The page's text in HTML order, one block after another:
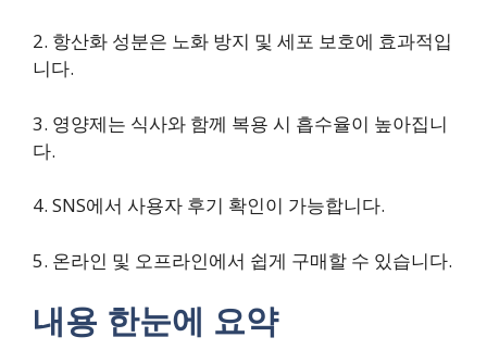
2. 항산화 성분은 노화 방지 및 세포 보호에 효과적입
니다.
3. 영양제는 식사와 함께 복용 시 흡수율이 높아집니
다.
4. SNS에서 사용자 후기 확인이 가능합니다.
5. 온라인 및 오프라인에서 쉽게 구매할 수 있습니다.
내용 한눈에 요약